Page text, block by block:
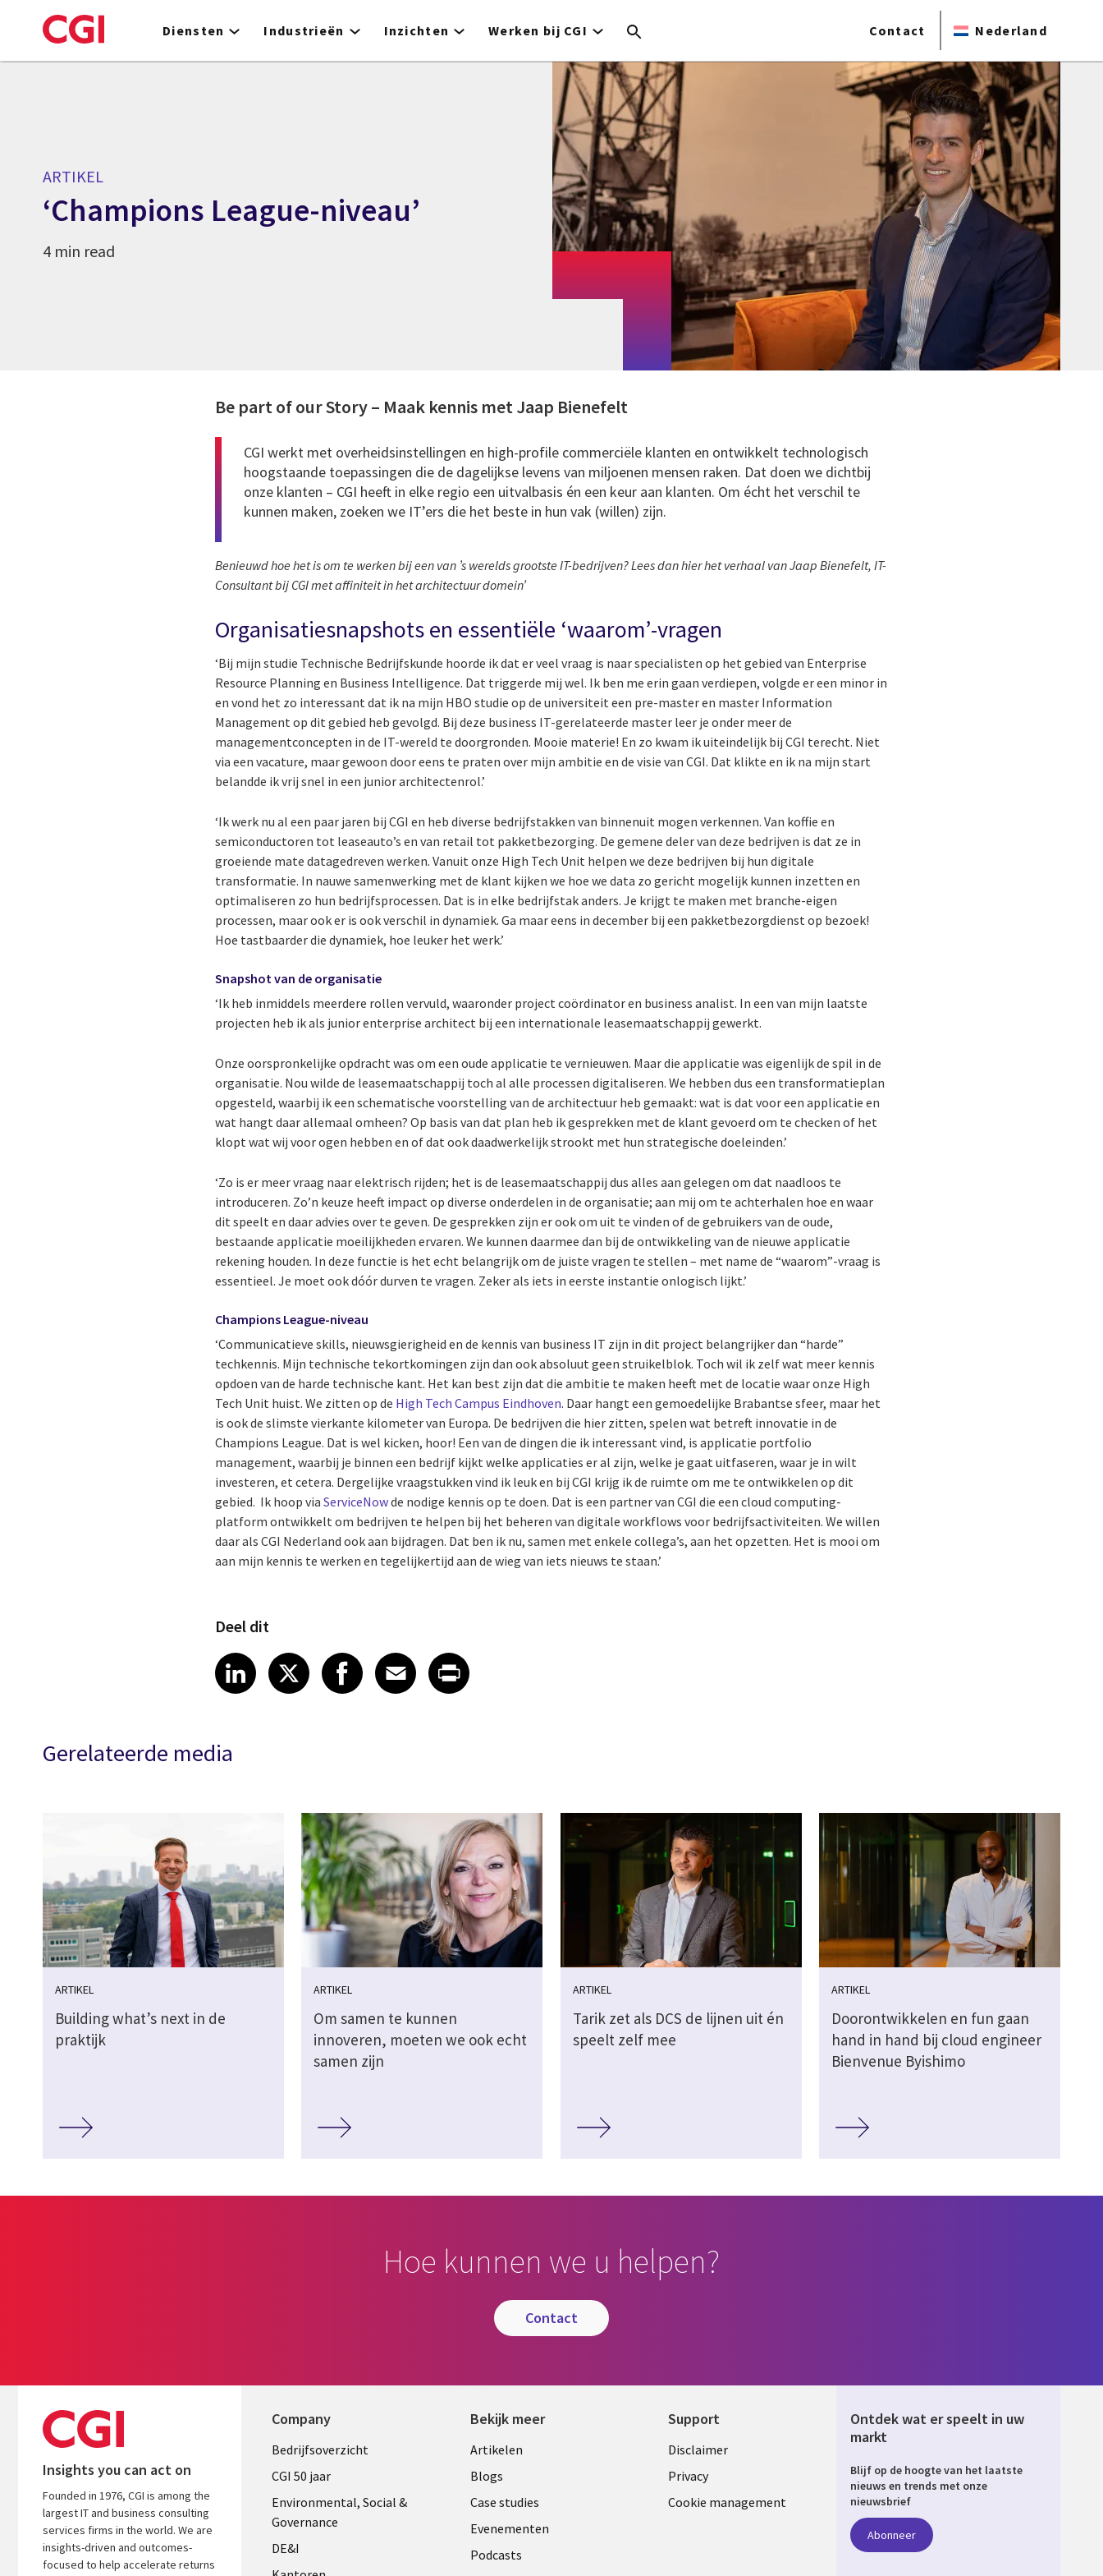
to
Diensten Industrieën Inzichten Werken bij CGI Contact Nederland
ARTIKEL
‘Champions League-niveau’
4 min read
Be part of our Story – Maak kennis met Jaap Bienefelt
CGI werkt met overheidsinstellingen en high-profile commerciële klanten en ontwikkelt technologisch
hoogstaande toepassingen die de dagelijkse levens van miljoenen mensen raken. Dat doen we dichtbij
onze klanten – CGI heeft in elke regio een uitvalbasis én een keur aan klanten. Om écht het verschil te
kunnen maken, zoeken we IT’ers die het beste in hun vak (willen) zijn.
Benieuwd hoe het is om te werken bij een van ’s werelds grootste IT-bedrijven? Lees dan hier het verhaal van Jaap Bienefelt, IT-
Consultant bij CGI met affiniteit in het architectuur domein’
Organisatiesnapshots en essentiële ‘waarom’-vragen
‘Bij mijn studie Technische Bedrijfskunde hoorde ik dat er veel vraag is naar specialisten op het gebied van Enterprise
Resource Planning en Business Intelligence. Dat triggerde mij wel. Ik ben me erin gaan verdiepen, volgde er een minor in
en vond het zo interessant dat ik na mijn HBO studie op de universiteit een pre-master en master Information
Management op dit gebied heb gevolgd. Bij deze business IT-gerelateerde master leer je onder meer de
managementconcepten in de IT-wereld te doorgronden. Mooie materie! En zo kwam ik uiteindelijk bij CGI terecht. Niet
via een vacature, maar gewoon door eens te praten over mijn ambitie en de visie van CGI. Dat klikte en ik na mijn start
belandde ik vrij snel in een junior architectenrol.’
‘Ik werk nu al een paar jaren bij CGI en heb diverse bedrijfstakken van binnenuit mogen verkennen. Van koffie en
semiconductoren tot leaseauto’s en van retail tot pakketbezorging. De gemene deler van deze bedrijven is dat ze in
groeiende mate datagedreven werken. Vanuit onze High Tech Unit helpen we deze bedrijven bij hun digitale
transformatie. In nauwe samenwerking met de klant kijken we hoe we data zo gericht mogelijk kunnen inzetten en
optimaliseren zo hun bedrijfsprocessen. Dat is in elke bedrijfstak anders. Je krijgt te maken met branche-eigen
processen, maar ook er is ook verschil in dynamiek. Ga maar eens in december bij een pakketbezorgdienst op bezoek!
Hoe tastbaarder die dynamiek, hoe leuker het werk.’
Snapshot van de organisatie
‘Ik heb inmiddels meerdere rollen vervuld, waaronder project coördinator en business analist. In een van mijn laatste
projecten heb ik als junior enterprise architect bij een internationale leasemaatschappij gewerkt.
Onze oorspronkelijke opdracht was om een oude applicatie te vernieuwen. Maar die applicatie was eigenlijk de spil in de
organisatie. Nou wilde de leasemaatschappij toch al alle processen digitaliseren. We hebben dus een transformatieplan
opgesteld, waarbij ik een schematische voorstelling van de architectuur heb gemaakt: wat is dat voor een applicatie en
wat hangt daar allemaal omheen? Op basis van dat plan heb ik gesprekken met de klant gevoerd om te checken of het
klopt wat wij voor ogen hebben en of dat ook daadwerkelijk strookt met hun strategische doeleinden.’
‘Zo is er meer vraag naar elektrisch rijden; het is de leasemaatschappij dus alles aan gelegen om dat naadloos te
introduceren. Zo’n keuze heeft impact op diverse onderdelen in de organisatie; aan mij om te achterhalen hoe en waar
dit speelt en daar advies over te geven. De gesprekken zijn er ook om uit te vinden of de gebruikers van de oude,
bestaande applicatie moeilijkheden ervaren. We kunnen daarmee dan bij de ontwikkeling van de nieuwe applicatie
rekening houden. In deze functie is het echt belangrijk om de juiste vragen te stellen – met name de “waarom”-vraag is
essentieel. Je moet ook dóór durven te vragen. Zeker als iets in eerste instantie onlogisch lijkt.’
Champions League-niveau
‘Communicatieve skills, nieuwsgierigheid en de kennis van business IT zijn in dit project belangrijker dan “harde”
techkennis. Mijn technische tekortkomingen zijn dan ook absoluut geen struikelblok. Toch wil ik zelf wat meer kennis
opdoen van de harde technische kant. Het kan best zijn dat die ambitie te maken heeft met de locatie waar onze High
Tech Unit huist. We zitten op de High Tech Campus Eindhoven. Daar hangt een gemoedelijke Brabantse sfeer, maar het
is ook de slimste vierkante kilometer van Europa. De bedrijven die hier zitten, spelen wat betreft innovatie in de
Champions League. Dat is wel kicken, hoor! Een van de dingen die ik interessant vind, is applicatie portfolio
management, waarbij je binnen een bedrijf kijkt welke applicaties er al zijn, welke je gaat uitfaseren, waar je in wilt
investeren, et cetera. Dergelijke vraagstukken vind ik leuk en bij CGI krijg ik de ruimte om me te ontwikkelen op dit
gebied. Ik hoop viaServiceNowde nodige kennis op te doen. Dat is een partner van CGI die een cloud computing-
platform ontwikkelt om bedrijven te helpen bij het beheren van digitale workflows voor bedrijfsactiviteiten. We willen
daar als CGI Nederland ook aan bijdragen. Dat ben ik nu, samen met enkele collega’s, aan het opzetten. Het is mooi om
aan mijn kennis te werken en tegelijkertijd aan de wieg van iets nieuws te staan.’
Deel dit
Share article on LinkedIn
LinkedIn
Share article on X
XShare article on Facebook
Facebook
Share article on Email
Email
Share article on Print
Gerelateerde media
ARTIKEL
Building what’s next in de
praktijk
ARTIKEL
Om samen te kunnen
innoveren, moeten we ook echt
samen zijn
ARTIKEL
Tarik zet als DCS de lijnen uit én
speelt zelf mee
ARTIKEL
Doorontwikkelen en fun gaan
hand in hand bij cloud engineer
Bienvenue Byishimo
Hoe kunnen we u helpen?
contact
Insights you can act on
Founded in 1976, CGI is among the
largest IT and business consulting
services firms in the world. We are
insights-driven and outcomes-
focused to help accelerate returns
Company
Useful
links
NETHERLANDS
Bedrijfsoverzicht
CGI 50 jaar
Environmental, Social &
Governance
DE&I
Bekijk meer
Library
Links
NETHERLANDS
Artikelen
Blogs
Case studies
Evenementen
Podcasts
Support
Legal
NETHERLANDS
Disclaimer
Privacy
Cookie management
Ontdek wat er speelt in uw
markt
Blijf op de hoogte van het laatste
nieuws en trends met onze
nieuwsbrief
Abonneer